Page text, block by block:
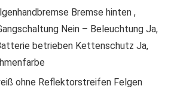
Bremse hinten ,
Nein – Beleuchtung Ja,
betrieben Kettenschutz Ja,
ohne Reflektorstreifen Felgen